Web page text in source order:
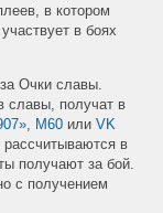
в котором
в боях
Очки славы.
славы, получат в
M60 илиVK
в
получают за бой.
с получением